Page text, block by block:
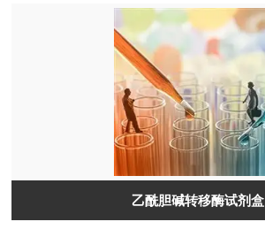
乙酰胆碱转移酶试剂盒​